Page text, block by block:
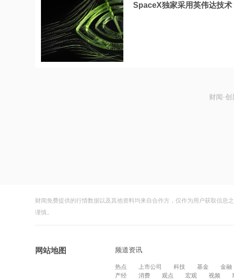
SpaceX独家采用英伟达技
财闻·
财闻免费提供的行情数据以及其他资料均来自合作方，仅作为用户获取信
谨慎。
网站地图 频道资讯
热点 上市公司 科技 基金 金融
产经
消费 观点 宏观 视频